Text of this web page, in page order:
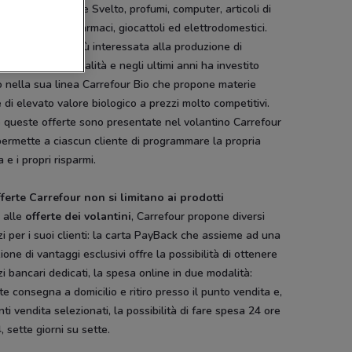
detersivi Dash e Svelto, profumi, computer, articoli di
cosmetici, farmaci, giocattoli ed elettrodomestici.
è sempre più interessata alla produzione di
biologici di qualità e negli ultimi anni ha investito
nella sua linea Carrefour Bio che propone materie
di elevato valore biologico a prezzi molto competitivi.
queste offerte sono presentate nel volantino Carrefour
a ciascun cliente di programmare la propria
e i propri risparmi.
Carrefour non si limitano ai prodotti
alle offerte dei volantini, Carrefour propone diversi
per i suoi clienti: la carta PayBack che assieme ad una
di vantaggi esclusivi offre la possibilità di ottenere
bancari dedicati, la spesa online in due modalità:
consegna a domicilio e ritiro presso il punto vendita e,
vendita selezionati, la possibilità di fare spesa 24 ore
sette giorni su sette.